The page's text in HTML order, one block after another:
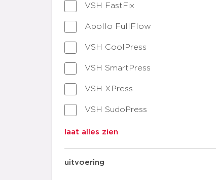
VSH FastFix
Fastening accessories
Fastening clips
Fastening rail systemen
Apollo FullFlow
RVS kogelkraan
Staalverzinkt kogelkraan
VSH CoolPress
fittingen
gereedschappen
VSH SmartPress
afsluiters
fittingen
VSH XPress
VSH SudoXPress RVS buizen
VSH SudoXPress Staalverzinkt
Koper fittingen
VSH SudoPress
laat alles zien
uitvoering